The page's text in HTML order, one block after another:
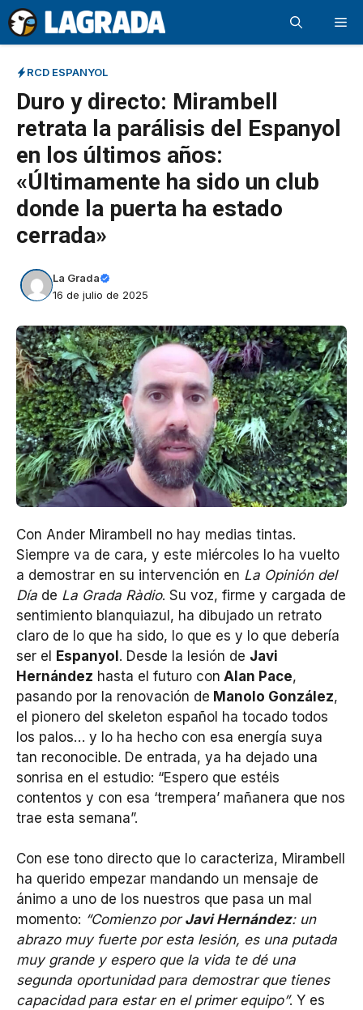
Saltar
al
contenido
RCD ESPANYOL
Duro y directo: Mirambell
retrata la parálisis del Espanyol
en los últimos años:
«Últimamente ha sido un club
donde la puerta ha estado
cerrada»
La Grada
16 de julio de 2025
Con Ander Mirambell no hay medias tintas.
Siempre va de cara, y este miércoles lo ha vuelto
a demostrar en su intervención en La Opinión del
Día de La Grada Ràdio. Su voz, firme y cargada de
sentimiento blanquiazul, ha dibujado un retrato
claro de lo que ha sido, lo que es y lo que debería
ser el Espanyol. Desde la lesión de Javi
Hernández hasta el futuro con Alan Pace,
pasando por la renovación de Manolo González,
el pionero del skeleton español ha tocado todos
los palos… y lo ha hecho con esa energía suya
tan reconocible. De entrada, ya ha dejado una
sonrisa en el estudio: “Espero que estéis
contentos y con esa ‘trempera’ mañanera que nos
trae esta semana”.
Con ese tono directo que lo caracteriza, Mirambell
ha querido empezar mandando un mensaje de
ánimo a uno de los nuestros que pasa un mal
momento: “Comienzo porJavi Hernández: un
abrazo muy fuerte por esta lesión, es una putada
muy grande y espero que la vida te dé una
segunda oportunidad para demostrar que tienes
capacidad para estar en el primer equipo”. Y es